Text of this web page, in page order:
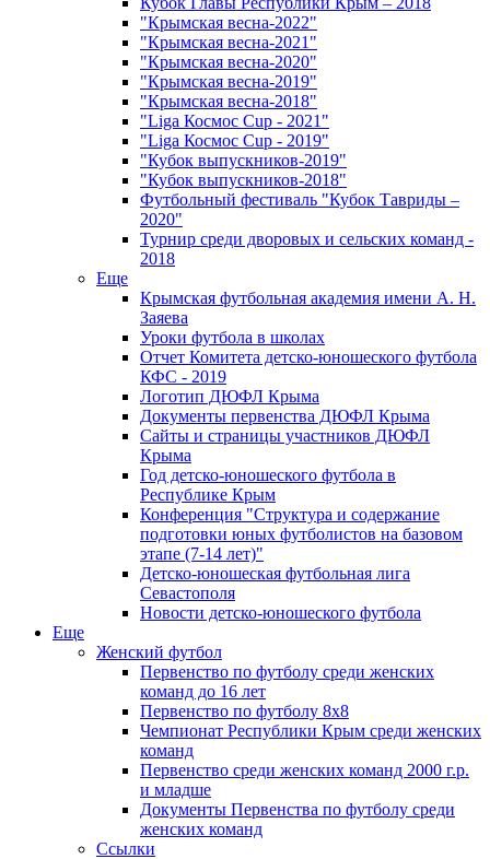
"Крымская весна-2022"
"Крымская весна-2021"
"Крымская весна-2020"
"Крымская весна-2019"
"Крымская весна-2018"
"Liga Космос Cup - 2021"
"Liga Космос Cup - 2019"
"Кубок выпускников-2019"
"Кубок выпускников-2018"
Футбольный фестиваль "Кубок Тавриды –
2020"
Турнир среди дворовых и сельских команд -
2018
Еще
Крымская футбольная академия имени А. Н.
Заяева
Уроки футбола в школах
Отчет Комитета детско-юношеского футбола
КФС - 2019
Логотип ДЮФЛ Крыма
Документы первенства ДЮФЛ Крыма
Сайты и страницы участников ДЮФЛ
Крыма
Год детско-юношеского футбола в
Республике Крым
Конференция "Структура и содержание
подготовки юных футболистов на базовом
этапе (7-14 лет)"
Детско-юношеская футбольная лига
Севастополя
Новости детско-юношеского футбола
Еще
Женский футбол
Первенство по футболу среди женских
команд до 16 лет
Первенство по футболу 8х8
Чемпионат Республики Крым среди женских
команд
Первенство среди женских команд 2000 г.р.
и младше
Документы Первенства по футболу среди
женских команд
Ссылки